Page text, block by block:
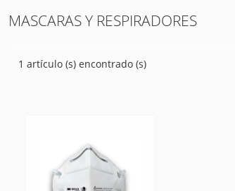
MASCARAS Y RESPIRADORES
1 artículo (s) encontrado (s)